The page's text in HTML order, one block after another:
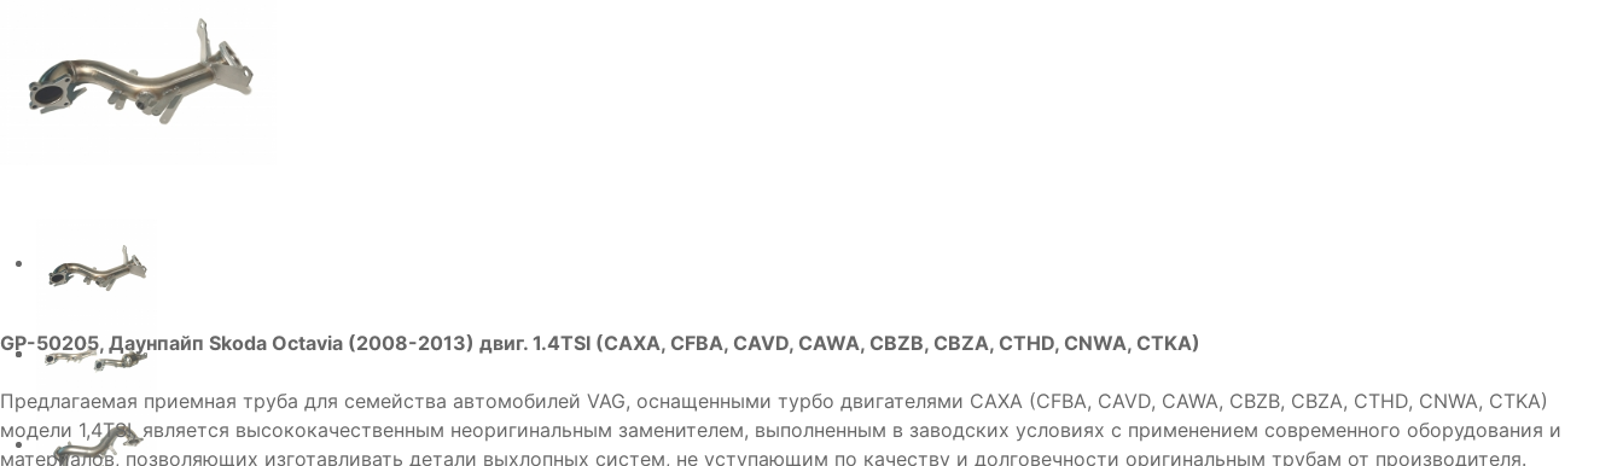
GP-50205, Даунпайп Skoda Octavia (2008-2013) двиг. 1.4TSI (CAXA, CFBA, CAVD, CAWA, CBZB, CBZA, CTHD, CNWA, CTKA)
Предлагаемая приемная труба для семейства автомобилей VAG, оснащенными турбо двигателями CAXA (CFBA, CAVD, CAWA, CBZB, CBZA, CTHD, CNWA, CTKA)
модели 1,4TSI, является высококачественным неоригинальным заменителем, выполненным в заводских условиях с применением современного оборудования и
материалов, позволяющих изготавливать детали выхлопных систем, не уступающим по качеству и долговечности оригинальным трубам от производителя.